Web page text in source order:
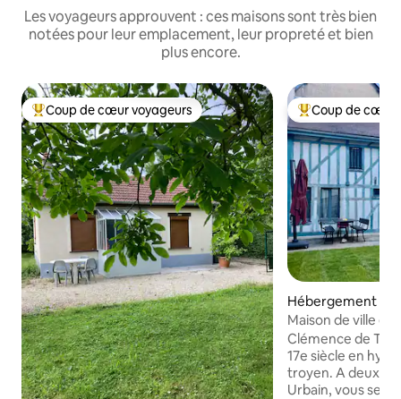
Les voyageurs approuvent : ces maisons sont très bien
notées pour leur emplacement, leur propreté et bien
plus encore.
Coups de cœur voyageurs les plus appréciés
Coup de cœur voyageurs Coups de cœur
Coup de cœur
Hébergement ⋅
Maison de ville
Clémence de
17e siècle en
troyen. A deux
Urbain, vous